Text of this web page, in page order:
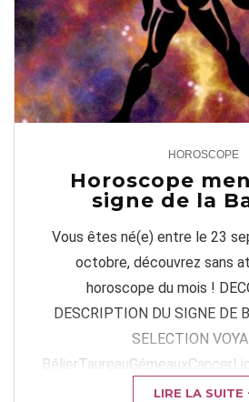
1
HOROSCOPE
Horoscope
signe de la
Vous êtes né(e) entre le 23
octobre, découvrez sans
horoscope du mois !
DESCRIPTION DU SIGNE DE
SELECTION
VOTRELIRE LA SUITE